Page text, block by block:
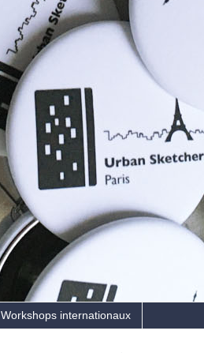
Workshops internationaux